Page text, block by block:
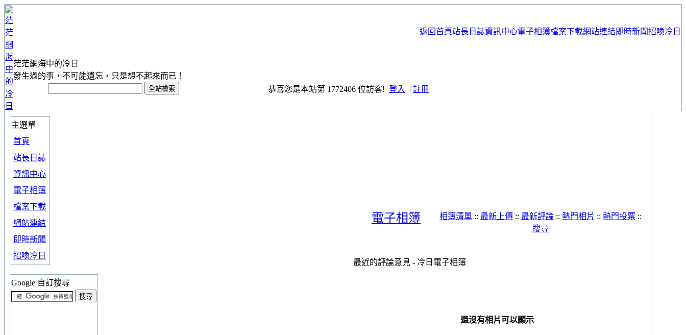
返回首頁站長日誌資訊中心電子相簿檔案下載網站連結即時新聞招喚冷日
茫茫網海中的冷日
發生過的事，不可能遺忘，只是想不起來而已！
恭喜您是本站第 1772406 位訪客! 登入 | 註冊
主選單
首頁
站長日誌
資訊中心
電子相簿
檔案下載
網站連結
即時新聞
招喚冷日
Google 自訂搜尋
電子相簿 相簿清單 :: 最新上傳 :: 最新評論 :: 熱門相片 :: 熱門投票 ::
搜尋
最近的評論意見 - 冷日電子相簿
還沒有相片可以顯示